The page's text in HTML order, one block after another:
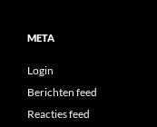
META
Login
Berichten feed
Reacties feed